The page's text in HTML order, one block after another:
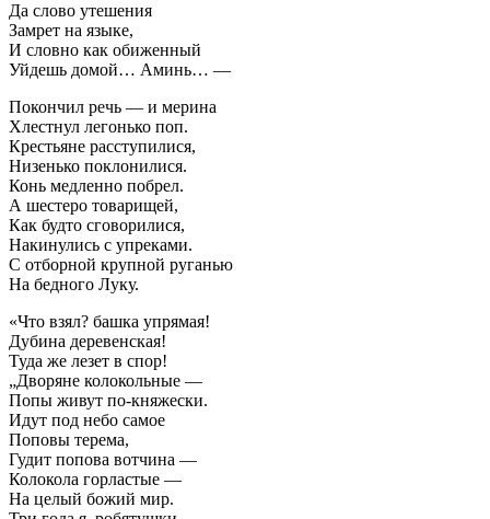
Да слово утешения
Замрет на языке,
И словно как обиженный
Уйдешь домой… Аминь… —
Покончил речь — и мерина
Хлестнул легонько поп.
Крестьяне расступилися,
Низенько поклонилися.
Конь медленно побрел.
А шестеро товарищей,
Как будто сговорилися,
Накинулись с упреками.
С отборной крупной руганью
На бедного Луку.
«Что взял? башка упрямая!
Дубина деревенская!
Туда же лезет в спор!
„Дворяне колокольные —
Попы живут по-княжески.
Идут под небо самое
Поповы терема,
Гудит попова вотчина —
Колокола горластые —
На целый божий мир.